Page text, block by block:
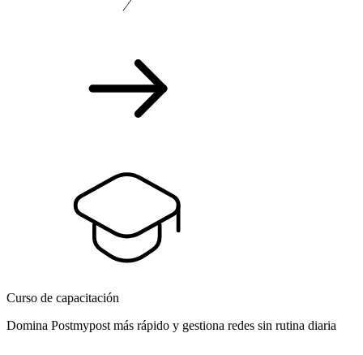
Curso de capacitación
Domina Postmypost más rápido y gestiona redes sin rutina diaria